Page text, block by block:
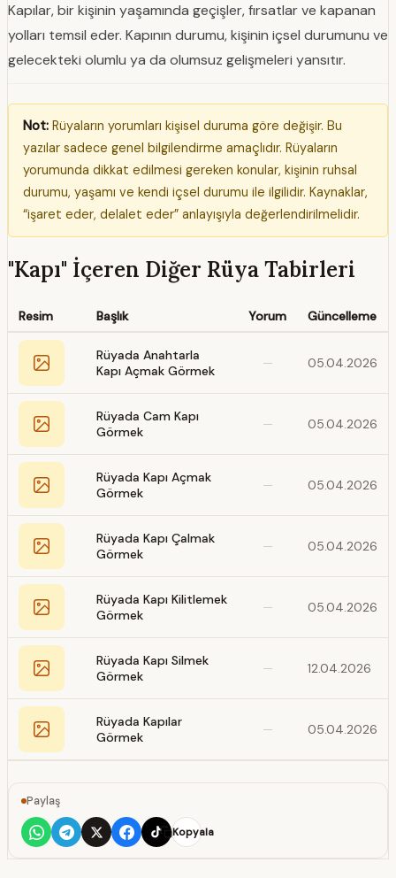
Kapılar, bir kişinin yaşamında geçişler, fırsatlar ve kapanan
yolları temsil eder. Kapının durumu, kişinin içsel durumunu ve
gelecekteki olumlu ya da olumsuz gelişmeleri yansıtır.
Not: Rüyaların yorumları kişisel duruma göre değişir. Bu
yazılar sadece genel bilgilendirme amaçlıdır. Rüyaların
yorumunda dikkat edilmesi gereken konular, kişinin ruhsal
durumu, yaşamı ve kendi içsel durumu ile ilgilidir. Kaynaklar,
“işaret eder, delalet eder” anlayışıyla değerlendirilmelidir.
"Kapı" İçeren Diğer Rüya Tabirleri
Resim Başlık Yorum Güncelleme
Rüyada Anahtarla
Kapı Açmak Görmek
— 05.04.2026
Rüyada Cam Kapı
Görmek
— 05.04.2026
Rüyada Kapı Açmak
Görmek
— 05.04.2026
Rüyada Kapı Çalmak
Görmek
— 05.04.2026
Rüyada Kapı Kilitlemek
Görmek
— 05.04.2026
Rüyada Kapı Silmek
Görmek
— 12.04.2026
Rüyada Kapılar
Görmek
— 05.04.2026
Paylaş
Kopyala